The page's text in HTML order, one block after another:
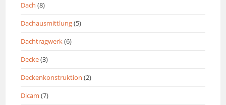
Dach (8)
Dachausmittlung(5)
Dachtragwerk(6)
Decke(3)
Deckenkonstruktion (2)
Dicam (7)